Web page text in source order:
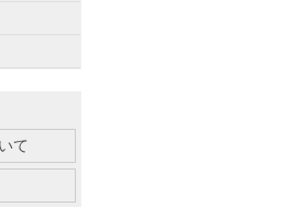
て